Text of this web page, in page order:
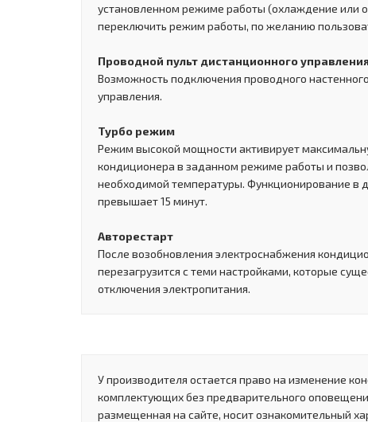
установленном режиме работы (охлаждение или
переключить режим работы, по желанию
Проводной пульт дистанционного
Возможность подключения проводного
управления.
Турбо режим
Режим высокой мощности активирует
кондиционера в заданном режиме работы и
необходимой температуры. Функционирование в
превышает 15 минут.
Авторестарт
После возобновления электроснабжения
перезагрузится с теми настройками, которые
отключения электропитания.
У производителя остается право на изменение
комплектующих без предварительного
размещенная на сайте, носит ознакомительный